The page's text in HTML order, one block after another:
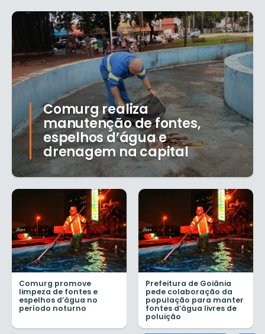
Comurg realiza
manutenção de fontes,
espelhos d’água e
drenagem na capital
Comurg promove
limpeza de fontes e
espelhos d’água no
período noturno
Prefeitura de Goiânia
pede colaboração da
população para manter
fontes d’água livres de
poluição